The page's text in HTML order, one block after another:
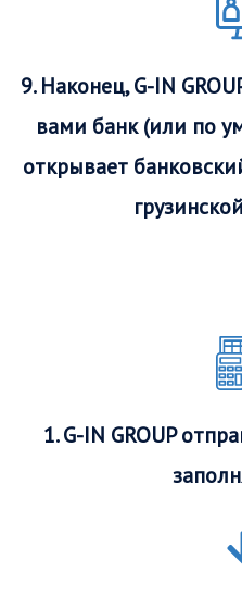
9. Наконец, G-IN
вами банк (или по
открывает
1. G-IN GROUP